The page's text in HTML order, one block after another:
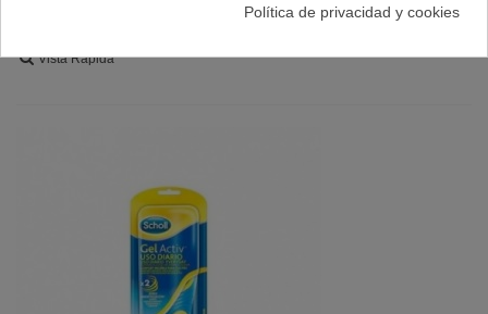
Vista Rápida
Política de privacidad y cookies